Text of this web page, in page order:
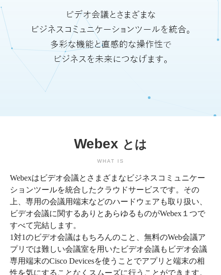
Webex とは
WHAT IS
Webexはビデオ会議とさまざまなビジネスコミュニケー
ションツールを統合したクラウドサービスです。その
上、専用の会議用端末などのハードウェアも取り扱い、
ビデオ会議に関するありとあらゆるものがWebex１つで
すべて完結します。
1対1のビデオ会議はもちろんのこと、無料のWeb会議ア
プリでは難しい会議室を用いたビデオ会議もビデオ会議
専用端末のCisco Devicesを使うことでアプリと端末の相
性を気にすることなくスムーズに行うことができます。